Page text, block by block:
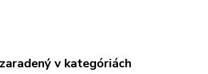
v kategóriách